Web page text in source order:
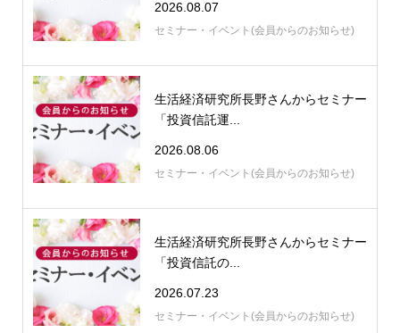
2026.08.07
セミナー・イベント(会員からのお知らせ)
生活経済研究所長野さんからセミナー
「投資信託運...
2026.08.06
セミナー・イベント(会員からのお知らせ)
生活経済研究所長野さんからセミナー
「投資信託の...
2026.07.23
セミナー・イベント(会員からのお知らせ)